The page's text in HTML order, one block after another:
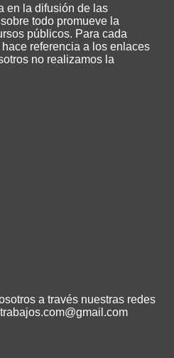
a través nuestras redes
en la difusión de las
todo promueve la
públicos. Para cada
referencia a los enlaces
no realizamos la